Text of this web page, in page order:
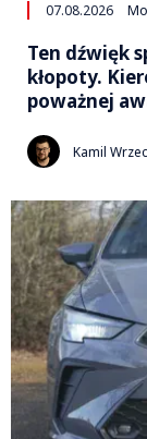
07.08.2026
Ten dźwięk
kłopoty.
poważnej
Kamil